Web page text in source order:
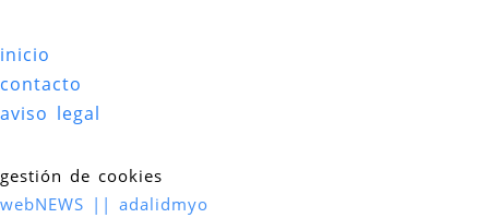
inicio
contacto
aviso legal
gestión de cookies
webNEWS || adalidmyo